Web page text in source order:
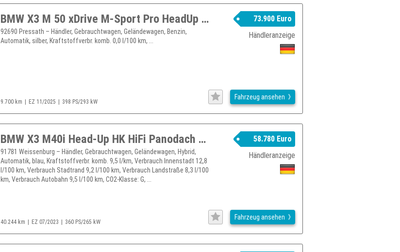
BMW X3 M 50 xDrive M-Sport Pro HeadUp AHK Pano HK ACC
92690 Pressath – Händler, Gebrauchtwagen, Geländewagen, Benzin,
Automatik, silber, Kraftstoffverbr. komb. 0,0 l/100 km, ...
73.900 Euro
Händleranzeige
9.700 km EZ 11/2025 398 PS/293 kW
Fahrzeug ansehen
BMW X3 M40i Head-Up HK HiFi Panodach Standhzg.
91781 Weissenburg – Händler, Gebrauchtwagen, Geländewagen, Hybrid,
Automatik, blau, Kraftstoffverbr. komb. 9,5 l/km, Verbrauch Innenstadt 12,8
l/100 km, Verbrauch Stadtrand 9,2 l/100 km, Verbrauch Landstraße 8,3 l/100
km, Verbrauch Autobahn 9,5 l/100 km, CO2-Klasse: G, ...
58.780 Euro
Händleranzeige
40.244 km EZ 07/2023 360 PS/265 kW
Fahrzeug ansehen